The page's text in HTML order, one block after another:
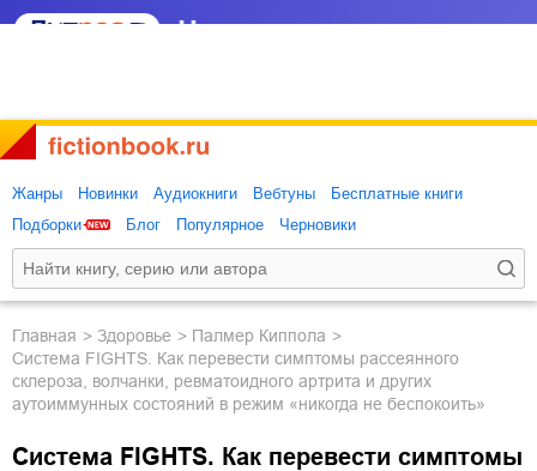
Жанры Новинки Аудиокниги Вебтуны
Бесплатные книги
Подборки
Блог Популярное Черновики
Главная здоровье
Палмер Киппола
Система FIGHTS. Как перевести симптомы рассеянного
склероза, волчанки, ревматоидного артрита и других
аутоиммунных состояний в режим «никогда не беспокоить»
Система FIGHTS. Как перевести симптомы